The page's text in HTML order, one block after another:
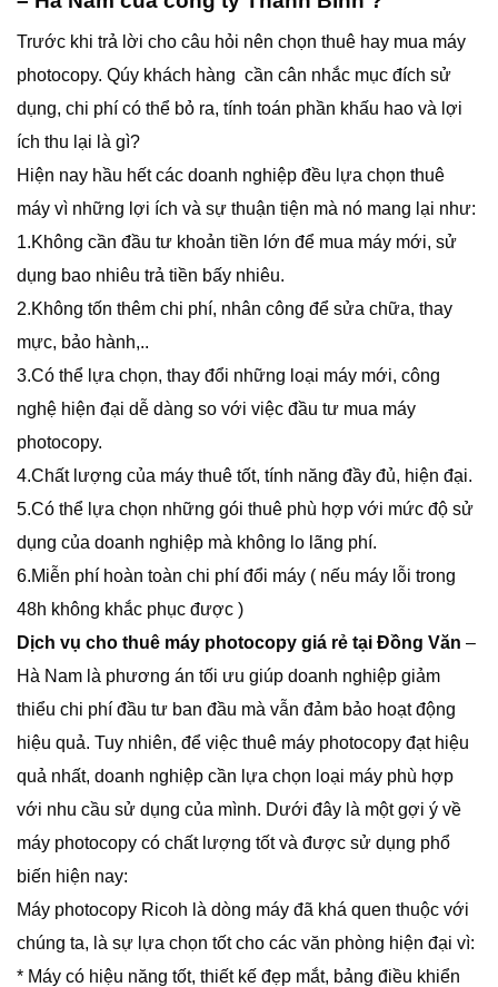
Trước khi trả lời cho câu hỏi nên chọn thuê hay mua máy
photocopy. Qúy khách hàng cần cân nhắc mục đích sử
dụng, chi phí có thể bỏ ra, tính toán phần khấu hao và lợi
ích thu lại là gì?
Hiện nay hầu hết các doanh nghiệp đều lựa chọn thuê
máy vì những lợi ích và sự thuận tiện mà nó mang lại như:
1.Không cần đầu tư khoản tiền lớn để mua máy mới, sử
dụng bao nhiêu trả tiền bấy nhiêu.
2.Không tốn thêm chi phí, nhân công để sửa chữa, thay
mực, bảo hành,..
3.Có thể lựa chọn, thay đổi những loại máy mới, công
nghệ hiện đại dễ dàng so với việc đầu tư mua máy
photocopy.
4.Chất lượng của máy thuê tốt, tính năng đầy đủ, hiện đại.
5.Có thể lựa chọn những gói thuê phù hợp với mức độ sử
dụng của doanh nghiệp mà không lo lãng phí.
6.Miễn phí hoàn toàn chi phí đổi máy ( nếu máy lỗi trong
48h không khắc phục được )
Dịch vụ cho thuê máy photocopy giá rẻ tại Đồng Văn –
Hà Nam là phương án tối ưu giúp doanh nghiệp giảm
thiểu chi phí đầu tư ban đầu mà vẫn đảm bảo hoạt động
hiệu quả. Tuy nhiên, để việc thuê máy photocopy đạt hiệu
quả nhất, doanh nghiệp cần lựa chọn loại máy phù hợp
với nhu cầu sử dụng của mình. Dưới đây là một gợi ý về
máy photocopy có chất lượng tốt và được sử dụng phổ
biến hiện nay:
Máy photocopy Ricoh là dòng máy đã khá quen thuộc với
chúng ta, là sự lựa chọn tốt cho các văn phòng hiện đại vì:
* Máy có hiệu năng tốt, thiết kế đẹp mắt, bảng điều khiển